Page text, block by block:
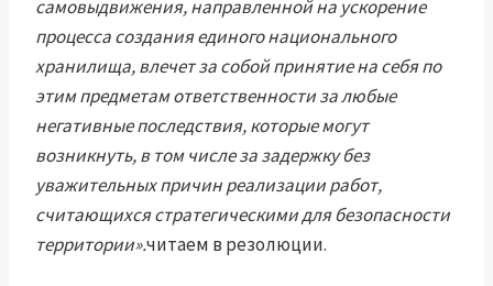
самовыдвижения, направленной на ускорение
процесса создания единого национального
хранилища, влечет за собой принятие на себя по
этим предметам ответственности за любые
негативные последствия, которые могут
возникнуть, в том числе за задержку без
уважительных причин реализации работ,
считающихся стратегическими для безопасности
территории».читаем в резолюции.